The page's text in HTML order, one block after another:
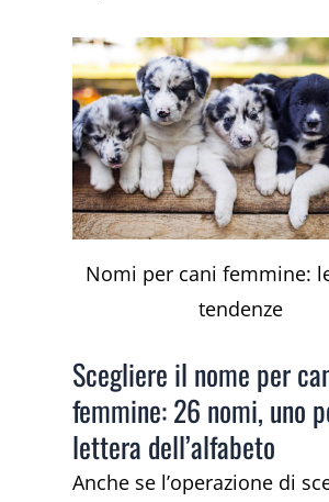
Nomi per cani femmine:
tendenze
Scegliere il nome per
femmine: 26 nomi, uno
lettera dell’alfabeto
Anche se l’operazione di